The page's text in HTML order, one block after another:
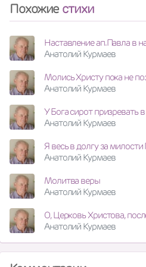
Похожие стихи
Наставление ап.Павла в
Анатолий Курмаев
Молись Христу пока не
Анатолий Курмаев
У Бога сирот призревать
Анатолий Курмаев
Я весь в долгу за милости
Анатолий Курмаев
Молитва веры
Анатолий Курмаев
О, Церковь Христова,
Анатолий Курмаев